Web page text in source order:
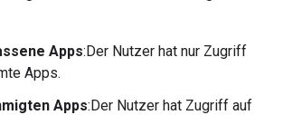
Apps:Der Nutzer hat nur Zugriff
Apps.
Apps:Der Nutzer hat Zugriff auf